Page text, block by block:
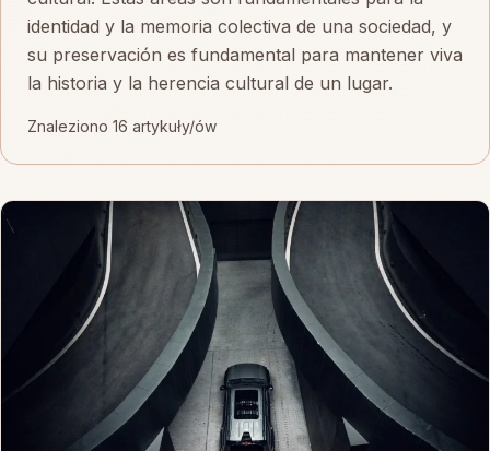
identidad y la memoria colectiva de una sociedad, y
su preservación es fundamental para mantener viva
la historia y la herencia cultural de un lugar.
Znaleziono 16 artykuły/ów